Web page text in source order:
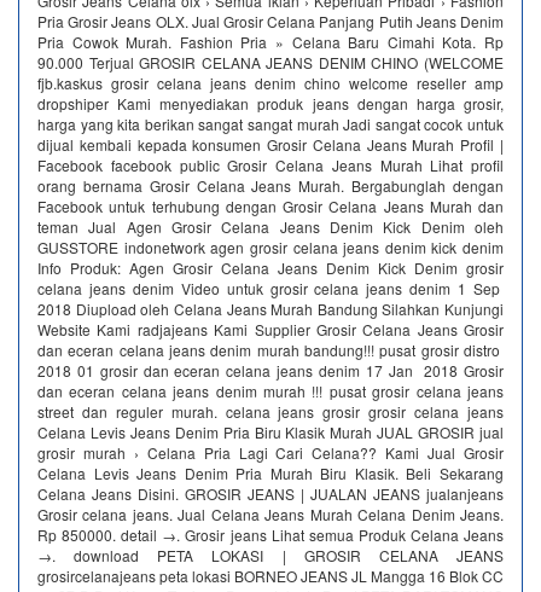
Pria Grosir Jeans OLX. Jual Grosir Celana Panjang Putih Jeans Denim
Pria Cowok Murah. Fashion Pria » Celana Baru Cimahi Kota. Rp
90.000 Terjual GROSIR CELANA JEANS DENIM CHINO (WELCOME
fjb.kaskus grosir celana jeans denim chino welcome reseller amp
dropshiper Kami menyediakan produk jeans dengan harga grosir,
harga yang kita berikan sangat sangat murah Jadi sangat cocok untuk
dijual kembali kepada konsumen Grosir Celana Jeans Murah Profil |
Facebook facebook public Grosir Celana Jeans Murah Lihat profil
orang bernama Grosir Celana Jeans Murah. Bergabunglah dengan
Facebook untuk terhubung dengan Grosir Celana Jeans Murah dan
teman Jual Agen Grosir Celana Jeans Denim Kick Denim oleh
GUSSTORE indonetwork agen grosir celana jeans denim kick denim
Info Produk: Agen Grosir Celana Jeans Denim Kick Denim grosir
celana jeans denim Video untuk grosir celana jeans denim 1 Sep
2018 Diupload oleh Celana Jeans Murah Bandung Silahkan Kunjungi
Website Kami radjajeans Kami Supplier Grosir Celana Jeans Grosir
dan eceran celana jeans denim murah bandung!!! pusat grosir distro
2018 01 grosir dan eceran celana jeans denim 17 Jan 2018 Grosir
dan eceran celana jeans denim murah !!! pusat grosir celana jeans
street dan reguler murah. celana jeans grosir grosir celana jeans
Celana Levis Jeans Denim Pria Biru Klasik Murah JUAL GROSIR jual
grosir murah › Celana Pria Lagi Cari Celana?? Kami Jual Grosir
Celana Levis Jeans Denim Pria Murah Biru Klasik. Beli Sekarang
Celana Jeans Disini. GROSIR JEANS | JUALAN JEANS jualanjeans
Grosir celana jeans. Jual Celana Jeans Murah Celana Denim Jeans.
Rp 850000. detail →. Grosir jeans Lihat semua Produk Celana Jeans
→. download PETA LOKASI | GROSIR CELANA JEANS
grosircelanajeans peta lokasi BORNEO JEANS JL Mangga 16 Blok CC